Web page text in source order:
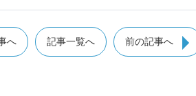
へ 記事一覧へ 前の記事へ